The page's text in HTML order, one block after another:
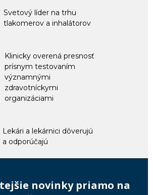
Svetový líder na trhu
tlakomerov a inhalátorov
Klinicky overená presnosť
prísnym testovaním
významnými
zdravotníckymi
organizáciami
Lekári a lekárnici dôverujú
a odporúčajú
novinky priamo na